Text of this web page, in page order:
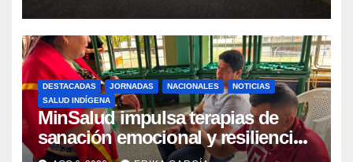
DESTACADAS JORNADAS NACIONALES
NOTICIAS
SALUD INDÍGENA
MinSalud impulsa terapias de
sanación emocional y resiliencia
post-sismo junto a comunidades